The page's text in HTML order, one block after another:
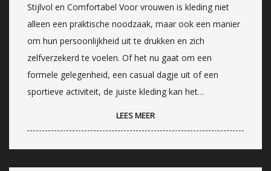
Stijlvol en Comfortabel Voor vrouwen is kleding niet
alleen een praktische noodzaak, maar ook een manier
om hun persoonlijkheid uit te drukken en zich
zelfverzekerd te voelen. Of het nu gaat om een
formele gelegenheid, een casual dagje uit of een
sportieve activiteit, de juiste kleding kan het…
LEES MEER